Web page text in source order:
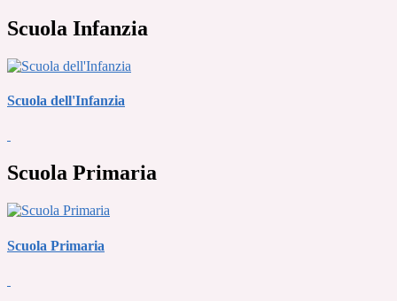
Scuola Infanzia
Scuola dell'Infanzia
Scuola Primaria
Scuola Primaria